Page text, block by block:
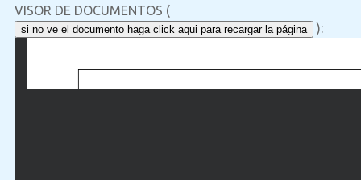
VISOR DE DOCUMENTOS (
si no ve el documento haga click aqui para recargar la página ):